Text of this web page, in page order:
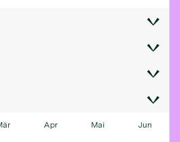
Apr Mai Jun